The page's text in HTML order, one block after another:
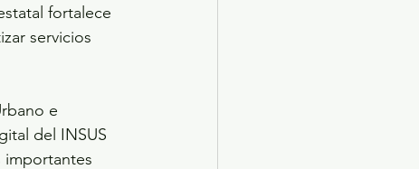
fortalece
servicios
e
del INSUS
importantes